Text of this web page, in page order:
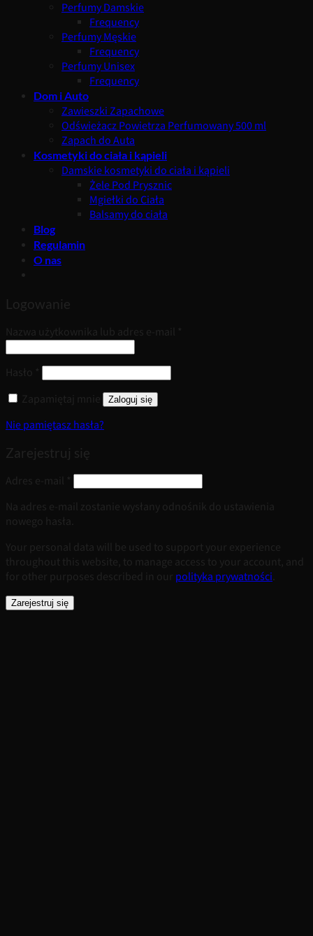
Perfumy Damskie
Frequency
Perfumy Męskie
Frequency
Perfumy Unisex
Frequency
Dom i Auto
Zawieszki Zapachowe
Odświeżacz Powietrza Perfumowany 500 ml
Zapach do Auta
Kosmetyki do ciała i kąpieli
Damskie kosmetyki do ciała i kąpieli
Żele Pod Prysznic
Mgiełki do Ciała
Balsamy do ciała
Blog
Regulamin
O nas
Logowanie
Nazwa użytkownika lub adres e-mail
Hasło
Zapamiętaj mnie
Zaloguj się
Nie pamiętasz hasła?
Zarejestruj się
Adres e-mail
Na adres e-mail zostanie wysłany odnośnik do ustawienia
nowego hasła.
Your personal data will be used to support your experience
throughout this website, to manage access to your account, and
for other purposes described in our polityka prywatności
Zarejestruj się